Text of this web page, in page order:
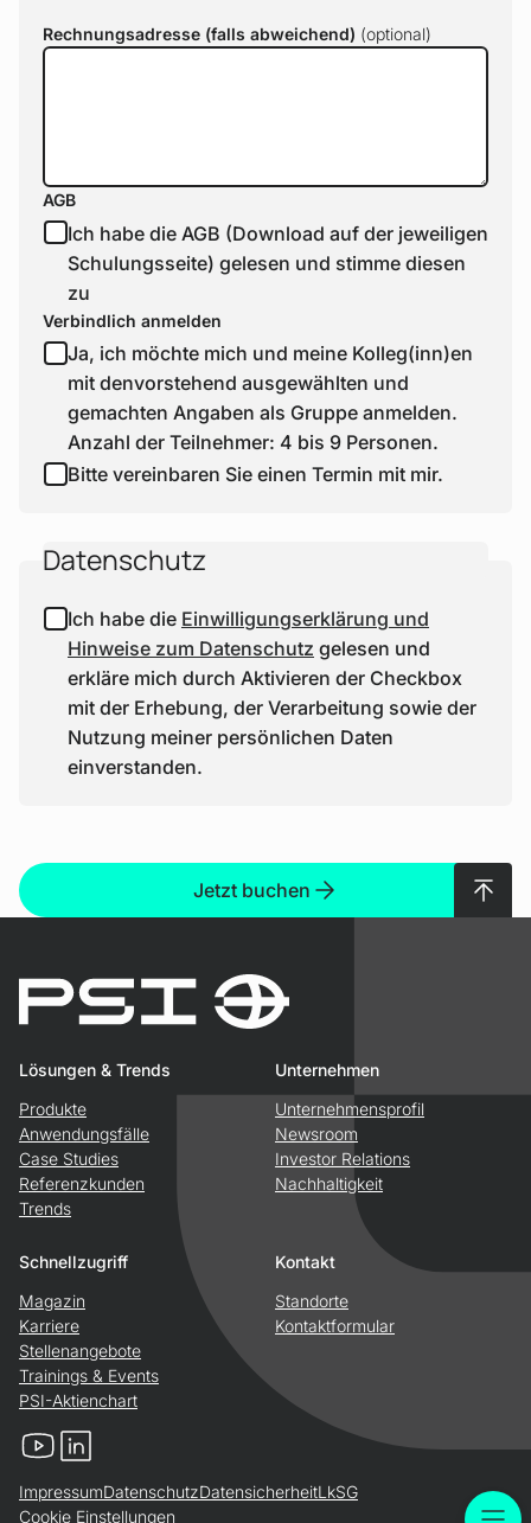
Rechnungsadresse (falls abweichend)
AGB
Ich habe die AGB (Download auf der jeweiligen
Schulungsseite) gelesen und stimme diesen
zu
Verbindlich anmelden
Ja, ich möchte mich und meine Kolleg(inn)en
mit denvorstehend ausgewählten und
gemachten Angaben als Gruppe anmelden.
Anzahl der Teilnehmer: 4 bis 9 Personen.
Bitte vereinbaren Sie einen Termin mit mir.
Datenschutz
Ich habe die Einwilligungserklärung und
Hinweise zum Datenschutz gelesen und
erkläre mich durch Aktivieren der Checkbox
mit der Erhebung, der Verarbeitung sowie der
Nutzung meiner persönlichen Daten
einverstanden.
Jetzt buchen
Lösungen & Trends
Produkte
Anwendungsfälle
Case Studies
Referenzkunden
Trends
Unternehmen
Unternehmensprofil
Newsroom
Investor Relations
Nachhaltigkeit
Schnellzugriff
Magazin
Karriere
Stellenangebote
Trainings & Events
PSI-Aktienchart
Kontakt
Standorte
Kontaktformular
YouTubeLinkedIn
ImpressumDatenschutzDatensicherheitLkSG
Cookie Einstellungen
Nach